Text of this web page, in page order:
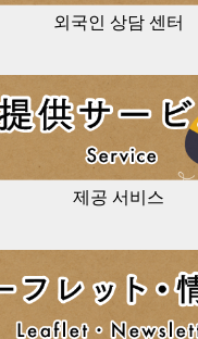
외국인 상담 센터
제공 서비스